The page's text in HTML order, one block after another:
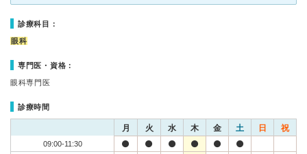
診療科目：
眼科
専門医・資格：
眼科専門医
診療時間
月 火 水 木 金 土 日 祝
09:00-11:30